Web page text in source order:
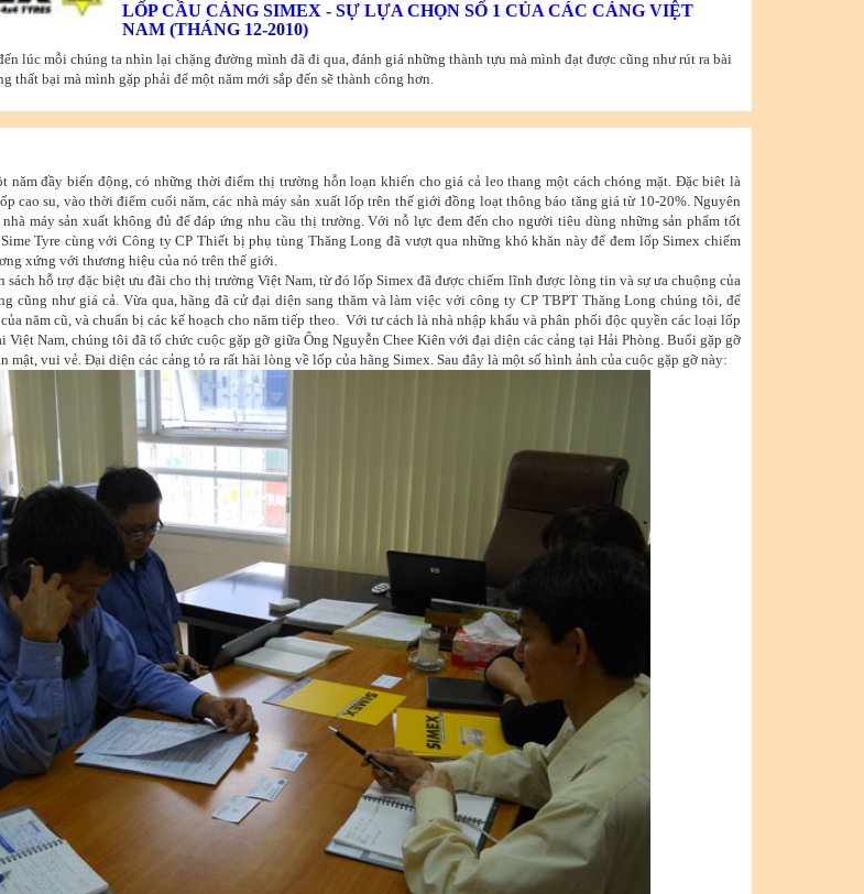
LỐP CẦU CẢNG SIMEX - SỰ LỰA CHỌN SỐ 1 CỦA CÁC CẢNG VIỆT
NAM (THÁNG 12-2010)
lúc mỗi chúng ta nhìn lại chặng đường mình đã đi qua, đánh giá những thành tựu mà mình đạt được cũng như rút ra bài
thất bại mà mình gặp phải để một năm mới sắp đến sẽ thành công hơn.
năm đầy biến động, có những thời điểm thị trường hỗn loạn khiến cho giá cả leo thang một cách chóng mặt. Đặc biêt là
cao su, vào thời điểm cuối năm, các nhà máy sản xuất lốp trên thế giới đồng loạt thông báo tăng giá từ 10-20%. Nguyên
máy sản xuất không đủ để đáp ứng nhu cầu thị trường. Với nỗ lực đem đến cho người tiêu dùng những sản phẩm tốt
Tyre cùng với Công ty CP Thiết bị phụ tùng Thăng Long đã vượt qua những khó khăn này để đem lốp Simex chiếm
xứng với thương hiệu của nó trên thế giới.
sách hỗ trợ đặc biệt ưu đãi cho thị trường Việt Nam, từ đó lốp Simex đã được chiếm lĩnh được lòng tin và sự ưa chuộng của
cũng như giá cả. Vừa qua, hãng đã cử đại diện sang thăm và làm việc với công ty CP TBPT Thăng Long chúng tôi, để
năm cũ, và chuẩn bị các kế hoạch cho năm tiếp theo. Với tư cách là nhà nhập khẩu và phân phối độc quyền các loại lốp
Việt Nam, chúng tôi đã tổ chức cuộc gặp gỡ giữa Ông Nguyễn Chee Kiên với đại diện các cảng tại Hải Phòng. Buổi gặp gỡ
mật, vui vẻ. Đại diện các cảng tỏ ra rất hài lòng về lốp của hãng Simex. Sau đây là một số hình ảnh của cuộc gặp gỡ này: